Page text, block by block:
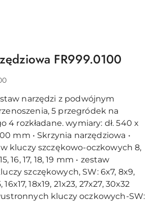
FR999.0100
narzędzi z podwójnym
5 przegródek na
4 rozkładane. wymiary: dł. 540 x
mm • Skrzynia narzędziowa •
kluczy szczękowo-oczkowych 8,
15, 16, 17, 18, 19 mm • zestaw
szczękowych, SW: 6x7, 8x9,
16x17, 18x19, 21x23, 27x27, 30x32
kluczy oczkowych-SW: